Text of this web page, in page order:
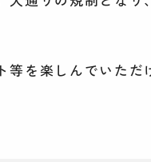
を楽しんでいただ